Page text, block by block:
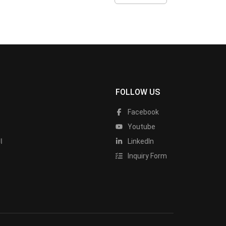
FOLLOW US
Facebook
Youtube
LinkedIn
Inquiry Form